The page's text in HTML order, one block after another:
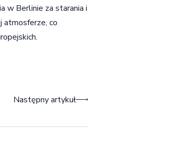
w Berlinie za starania i
atmosferze, co
Następny artykuł